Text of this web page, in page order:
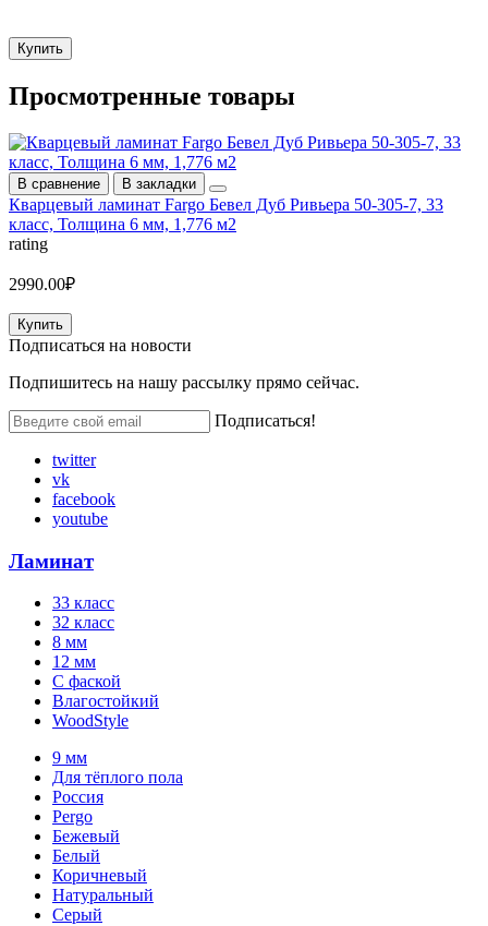
Купить
Просмотренные товары
В сравнение В закладки
Кварцевый ламинат Fargo Бевел Дуб Ривьера 50-305-7, 33
класс, Толщина 6 мм, 1,776 м2
rating
2990.00₽
Купить
Подписаться на новости
Подпишитесь на нашу рассылку прямо сейчас.
Подписаться!
twitter
vk
facebook
youtube
Ламинат
33 класс
32 класс
8 мм
12 мм
С фаской
Влагостойкий
WoodStyle
9 мм
Для тёплого пола
Россия
Pergo
Бежевый
Белый
Коричневый
Натуральный
Серый